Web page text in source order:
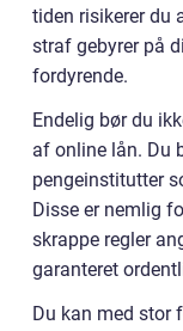
tiden risikerer du
straf gebyrer på
fordyrende.
Endelig bør du
af online lån. Du
pengeinstitutter
Disse er nemlig
skrappe regler
garanteret
Du kan med stor